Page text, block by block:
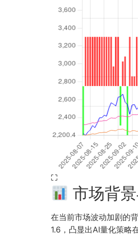
⛶
市场背
在当前市场波动加剧的
1.6，凸显出AI量化策略